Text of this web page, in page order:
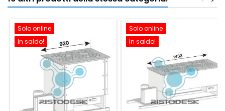
Solo online
In saldo!
Solo online
In saldo!